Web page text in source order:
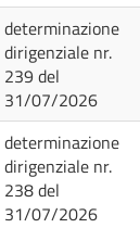
determinazione
dirigenziale nr.
239 del
31/07/2026
determinazione
dirigenziale nr.
238 del
31/07/2026